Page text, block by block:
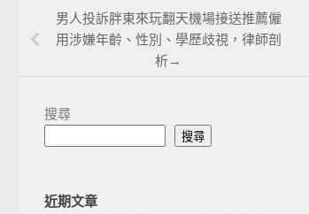
男人投訴胖東來玩翻天機場接送推薦僱
用涉嫌年齡、性別、學歷歧視，律師剖
析→
搜尋
搜尋
近期文章